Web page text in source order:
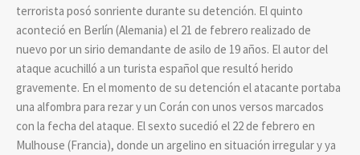
terrorista posó sonriente durante su detención. El quinto
aconteció en Berlín (Alemania) el 21 de febrero realizado de
nuevo por un sirio demandante de asilo de 19 años. El autor del
ataque acuchilló a un turista español que resultó herido
gravemente. En el momento de su detención el atacante portaba
una alfombra para rezar y un Corán con unos versos marcados
con la fecha del ataque. El sexto sucedió el 22 de febrero en
Mulhouse (Francia), donde un argelino en situación irregular y ya